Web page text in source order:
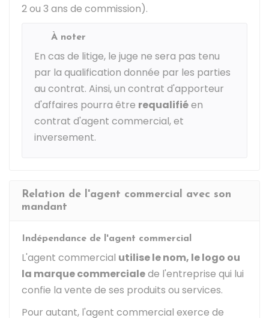
2 ou 3 ans de commission).
À noter
En cas de litige, le juge ne sera pas tenu
par la qualification donnée par les parties
au contrat. Ainsi, un contrat d'apporteur
d'affaires pourra être requalifiéen
contrat d'agent commercial, et
inversement.
Relation de l'agent commercial avec son
mandant
Indépendance de l'agent commercial
L'agent commercial utilise le nom, le logo ou
la marque commercialede l'entreprise qui lui
confie la vente de ses produits ou services.
Pour autant, l'agent commercial exerce de